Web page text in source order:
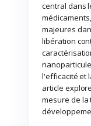
central dans
majeures
libération
l'efficacité et
article
mesure de la